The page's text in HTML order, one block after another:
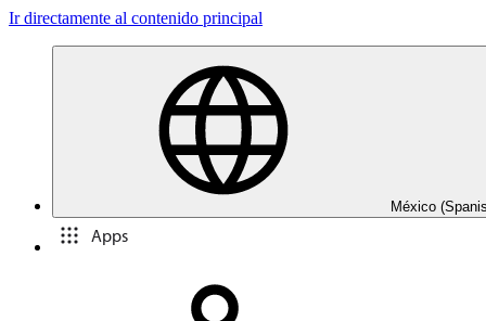
Ir directamente al contenido principal
México
Apps